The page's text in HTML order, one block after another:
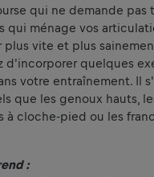
qui ne demande pas
qui ménage vos
plus vite et plus
d'incorporer quelques
votre entraînement. Il
que les genoux hauts,
à cloche-pied ou les
: